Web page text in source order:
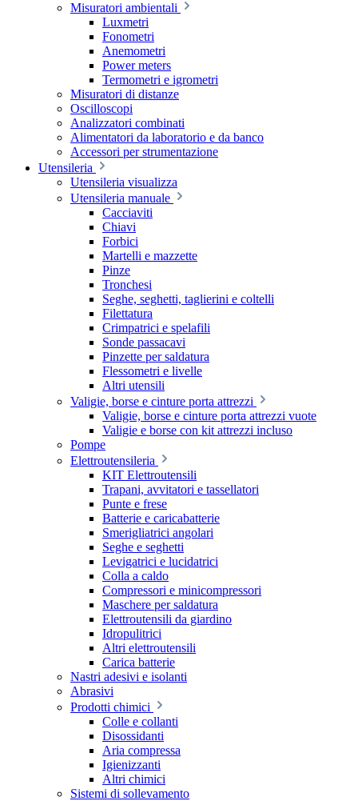
Misuratori ambientali
Luxmetri
Fonometri
Anemometri
Power meters
Termometri e igrometri
Misuratori di distanze
Oscilloscopi
Analizzatori combinati
Alimentatori da laboratorio e da banco
Accessori per strumentazione
Utensileria
Utensileria visualizza
Utensileria manuale
Cacciaviti
Chiavi
Forbici
Martelli e mazzette
Pinze
Tronchesi
Seghe, seghetti, taglierini e coltelli
Filettatura
Crimpatrici e spelafili
Sonde passacavi
Pinzette per saldatura
Flessometri e livelle
Altri utensili
Valigie, borse e cinture porta attrezzi
Valigie, borse e cinture porta attrezzi vuote
Valigie e borse con kit attrezzi incluso
Pompe
Elettroutensileria
KIT Elettroutensili
Trapani, avvitatori e tassellatori
Punte e frese
Batterie e caricabatterie
Smerigliatrici angolari
Seghe e seghetti
Levigatrici e lucidatrici
Colla a caldo
Compressori e minicompressori
Maschere per saldatura
Elettroutensili da giardino
Idropulitrici
Altri elettroutensili
Carica batterie
Nastri adesivi e isolanti
Abrasivi
Prodotti chimici
Colle e collanti
Disossidanti
Aria compressa
Igienizzanti
Altri chimici
Sistemi di sollevamento